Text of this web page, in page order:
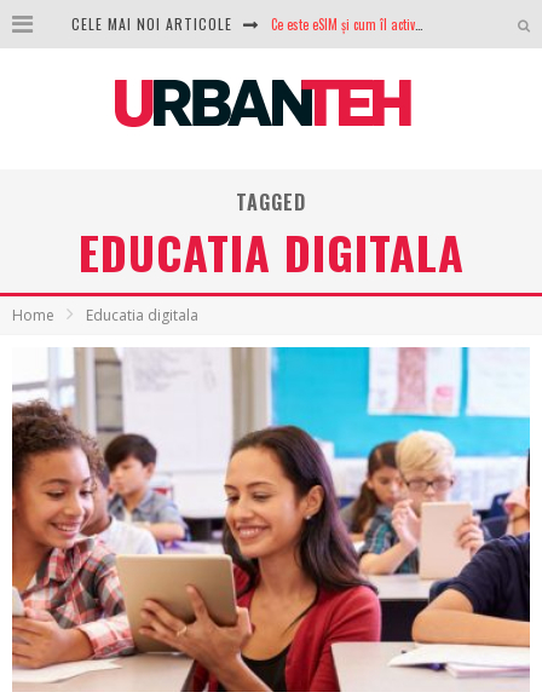
CELE MAI NOI ARTICOLE Ce este eSIM și cum îl activezi pe telefon? Ghid complet pentru Android și iPhone
GTA VI poate fi precomandat oficial. Rockstar dezvăluie edițiile oficiale și bonusurile pe care le primești
TAGGED
EDUCATIA DIGITALA
Home Educatia digitala